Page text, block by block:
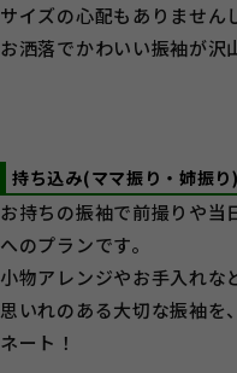
サイズの心配もありません
お洒落でかわいい振袖が沢
持ち込み(ママ振り・姉振り
お持ちの振袖で前撮りや当
へのプランです。
小物アレンジやお手入れ
思いれのある大切な振袖を
ネート！